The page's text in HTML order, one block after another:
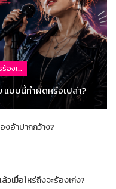
บทความเกี่ยวกับการร้องเพลง
แบบนี้ทำผิดหรือเปล่า?
งอ้าปากกว้าง?
เมื่อไหร่ถึงจะร้องเก่ง?